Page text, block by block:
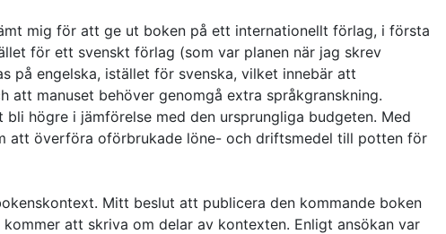
mig för att ge ut boken på ett internationellt förlag, i första
för ett svenskt förlag (som var planen när jag skrev
på engelska, istället för svenska, vilket innebär att
att manuset behöver genomgå extra språkgranskning.
högre i jämförelse med den ursprungliga budgeten. Med
att överföra oförbrukade löne- och driftsmedel till potten för
Mitt beslut att publicera den kommande boken
att skriva om delar av kontexten. Enligt ansökan var